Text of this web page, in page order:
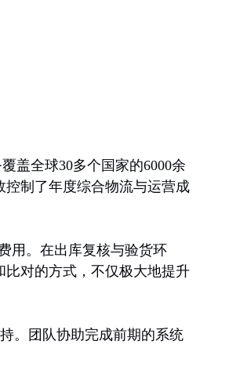
盖全球30多个国家的6000余
制了年度综合物流与运营成
用。在出库复核与验货环
对的方式，不仅极大地提升
。团队协助完成前期的系统